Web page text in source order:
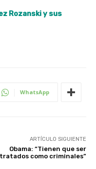
Rozanski y sus
WhatsApp
ARTÍCULO SIGUIENTE
Obama: “Tienen que ser
tratados como criminales”